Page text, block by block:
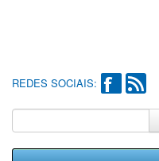
REDES SOCIAIS: